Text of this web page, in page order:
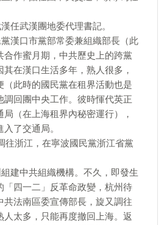
任武漢團地委代理書記。
漢口市黨部常委兼組織部長（此
合作蜜月期，中共歷史上的跨黨
在漢口生活多年，熟人很多，
（此時的國民黨在租界活動也是
調回團中央工作。彼時惲代英正
（在上海租界內秘密運行），
了交通局。
往浙江，在寧波國民黨浙江省黨
建中共組織機構。不久，即發生
「四一二」反革命政變，杭州待
共法南區委宣傳部長，旋又調往
人太多，只能再度撤回上海。返